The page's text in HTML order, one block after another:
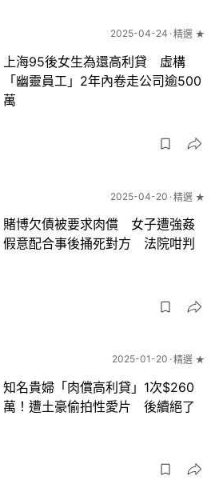
2025-04-24 精選 ★
上海95後女生為還高利貸 虛構
「幽靈員工」2年內卷走公司逾500
萬
2025-04-20 精選 ★
賭博欠債被要求肉償 女子遭強姦
假意配合事後捅死對方 法院咁判
2025-01-20 精選 ★
知名貴婦「肉償高利貸」1次$260
萬！遭土豪偷拍性愛片 後續絕了